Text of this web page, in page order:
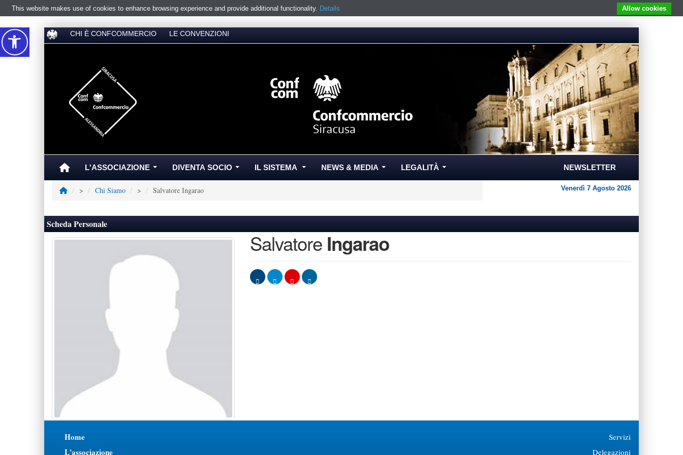
CHI È CONFCOMMERCIO LE CONVENZIONI
L'ASSOCIAZIONE DIVENTA SOCIO IL SISTEMA NEWS & MEDIA LEGALITÀ NEWSLETTER
> Chi Siamo > Salvatore Ingarao Venerdì 7 Agosto 2026
Scheda Personale
Salvatore Ingarao
Home
L'associazione
Servizi
Delegazioni
Accessibilità
This website makes use of cookies to enhance browsing experience and provide additional functionality. Details Allow cookies